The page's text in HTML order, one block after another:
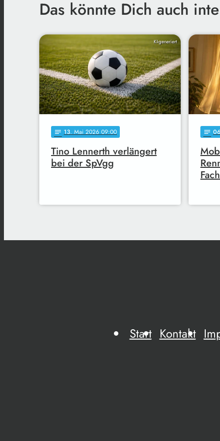
Das könnte Dich auch
KI-generiert
notes 13. Mai 2026 09:00
Tino Lennerth verlängert
bei der SpVgg
notes 06
Start Kontakt